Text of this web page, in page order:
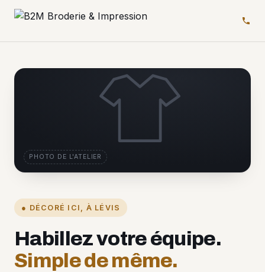
● DÉCORÉ ICI, À LÉVIS
Habillez votre équipe.
Simple de même.
PHOTO DE L'ATELIER